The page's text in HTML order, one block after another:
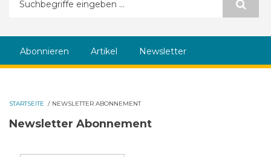
Suchformular
Abonnieren Artikel Newsletter
STARTSEITE / NEWSLETTER ABONNEMENT
Newsletter Abonnement